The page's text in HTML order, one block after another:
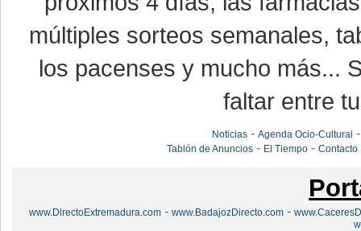
múltiples sorteos semanales,
los pacenses y mucho más...
faltar entre
Noticias -Agenda Ocio-Cultural
Tablón de Anuncios - El Tiempo -Contacto
www.DirectoExtremadura.com - www.BadajozDirecto.com -